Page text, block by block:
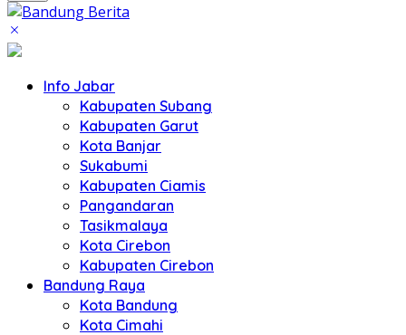
Info Jabar
Kabupaten Subang
Kabupaten Garut
Kota Banjar
Sukabumi
Kabupaten Ciamis
Pangandaran
Tasikmalaya
Kota Cirebon
Kabupaten Cirebon
Bandung Raya
Kota Bandung
Kota Cimahi